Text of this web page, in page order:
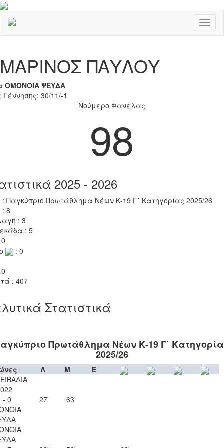
ΜΑΡΙΝΟΣ ΠΑΥΛΟΥ
ΟΜΟΝΟΙΑ ΨΕΥΔΑ
30/11/-1
Νούμερο Φανέλας
98
2025 - 2026
: Παγκύπριο Πρωτάθλημα Νέων Κ-19 Γ΄ Κατηγορίας 2025/26
: 8
: 3
: 5
: 0
: 407
Στατιστικά
Πρωτάθλημα Νέων Κ-19 Γ΄
2025/26
Λ Μ
Έ
- 0
27' 63'